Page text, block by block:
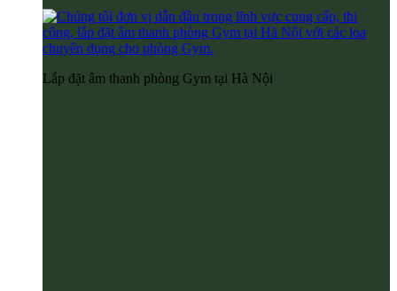
Lắp đặt âm thanh phòng Gym tại Hà Nội